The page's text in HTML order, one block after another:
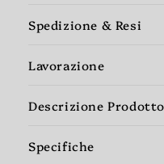
Spedizione & Resi
Lavorazione
Descrizione Prodotto
Specifiche